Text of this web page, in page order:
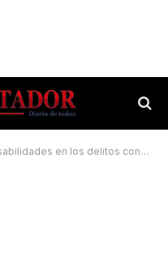
los delitos contra la fauna íctica, resaltan